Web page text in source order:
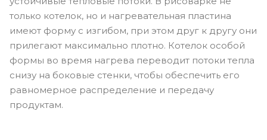
только котелок, но и нагревательная пластина
имеют форму с изгибом, при этом друг к другу они
прилегают максимально плотно. Котелок особой
формы во время нагрева переводит потоки тепла
снизу на боковые стенки, чтобы обеспечить его
равномерное распределение и передачу
продуктам.